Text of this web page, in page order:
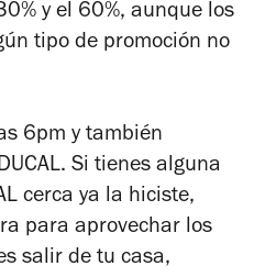
y el 60%, aunque los
tipo de promoción no
6pm y también
Si tienes alguna
cerca ya la hiciste,
para aprovechar los
salir de tu casa,